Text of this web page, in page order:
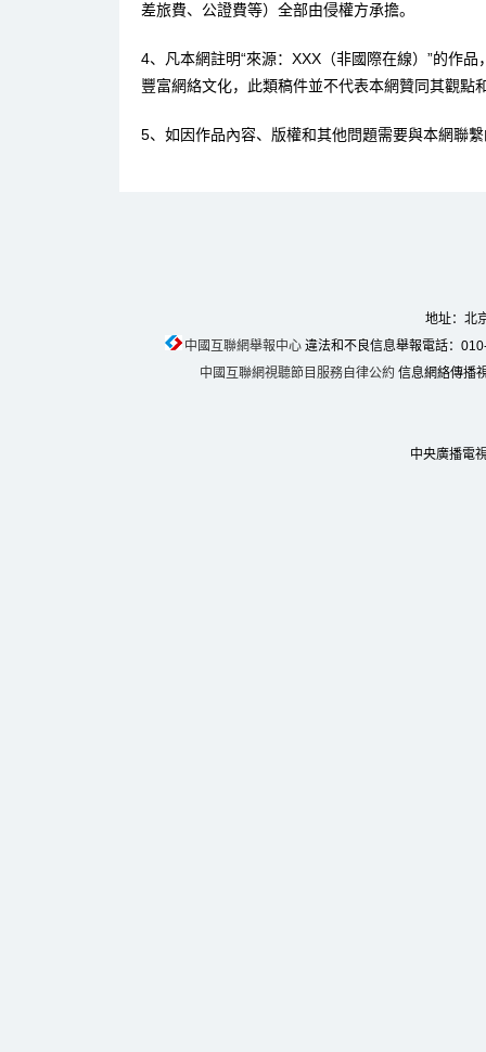
差旅費、公證費等）全部由侵權方承擔。
4、凡本網註明“來源：XXX（非國際在線）”的作
豐富網絡文化，此類稿件並不代表本網贊同其觀點
5、如因作品內容、版權和其他問題需要與本網聯
地址：北
中國互聯網舉報中心違法和不良信息舉報電話：
中國互聯網視聽節目服務自律公約 信息網絡傳播
中央廣播電